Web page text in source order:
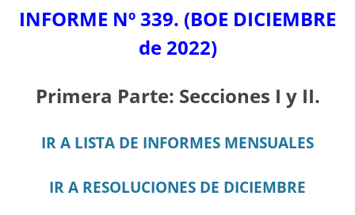
INFORME Nº 339. (BOE DICIEMBRE
de 2022)
Primera Parte: Secciones I y II.
IR A LISTA DE INFORMES MENSUALES
IR A RESOLUCIONES DE DICIEMBRE